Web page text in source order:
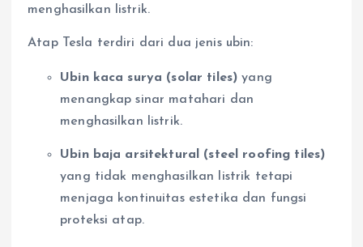
menghasilkan listrik.
Atap Tesla terdiri dari dua jenis ubin:
Ubin kaca surya (solar tiles) yang
menangkap sinar matahari dan
menghasilkan listrik.
Ubin baja arsitektural (steel roofing tiles)
yang tidak menghasilkan listrik tetapi
menjaga kontinuitas estetika dan fungsi
proteksi atap.